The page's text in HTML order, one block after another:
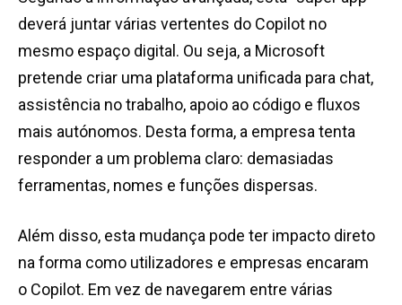
deverá juntar várias vertentes do Copilot no
mesmo espaço digital. Ou seja, a Microsoft
pretende criar uma plataforma unificada para chat,
assistência no trabalho, apoio ao código e fluxos
mais autónomos. Desta forma, a empresa tenta
responder a um problema claro: demasiadas
ferramentas, nomes e funções dispersas.
Além disso, esta mudança pode ter impacto direto
na forma como utilizadores e empresas encaram
o Copilot. Em vez de navegarem entre várias